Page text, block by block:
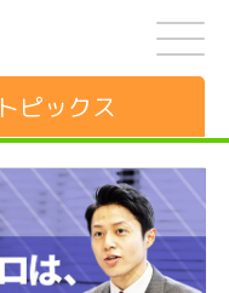
トピックス